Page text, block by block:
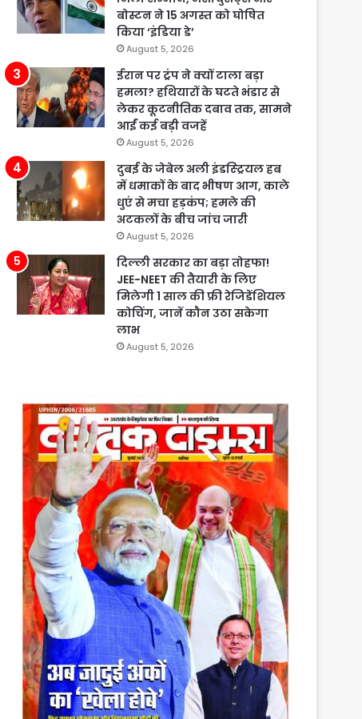
बोस्टन ने 15 अगस्त को घोषित
किया ‘इंडिया डे’
August 5, 2026
ईरान पर ट्रंप ने क्यों टाला बड़ा
हमला? हथियारों के घटते भंडार से
लेकर कूटनीतिक दबाव तक, सामने
आईं कई बड़ी वजहें
August 5, 2026
दुबई के जेबेल अली इंडस्ट्रियल हब
में धमाकों के बाद भीषण आग, काले
धुएं से मचा हड़कंप; हमले की
अटकलों के बीच जांच जारी
August 5, 2026
दिल्ली सरकार का बड़ा तोहफा!
JEE-NEET की तैयारी के लिए
मिलेगी 1 साल की फ्री रेजिडेंशियल
कोचिंग, जानें कौन उठा सकेगा
लाभ
August 5, 2026